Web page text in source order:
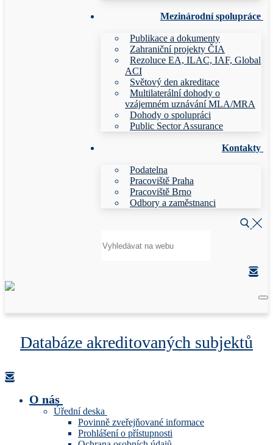
Mezinárodní spolupráce
Publikace a dokumenty
Zahraniční projekty ČIA
Rezoluce EA, ILAC, IAF, Global
ACI
Světový den akreditace
Multilaterální dohody o
vzájemném uznávání MLA/MRA
Dohody o spolupráci
Public Sector Assurance
Kontakty
Podatelna
Pracoviště Praha
Pracoviště Brno
Odbory a zaměstnanci
Databáze akreditovaných subjektů
O nás
Úřední deska
Povinně zveřejňované informace
Prohlášení o přístupnosti